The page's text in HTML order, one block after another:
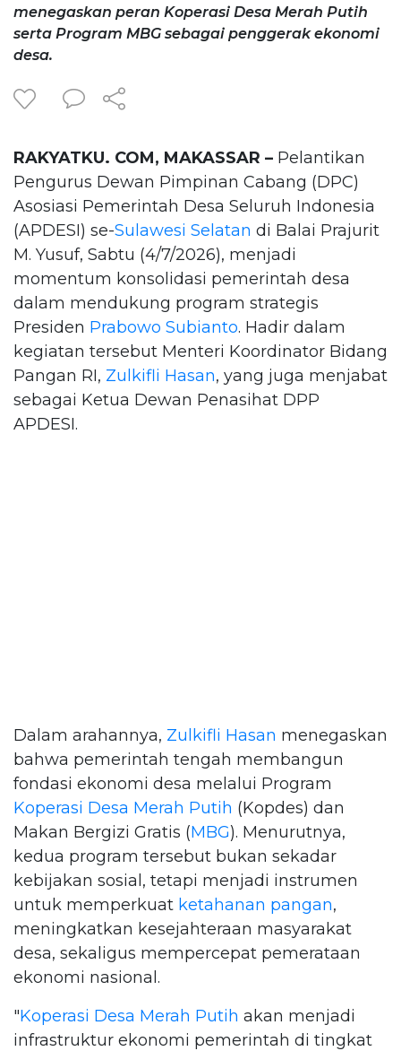
menegaskan peran Koperasi Desa Merah Putih
serta Program MBG sebagai penggerak ekonomi
desa.
RAKYATKU. COM, MAKASSAR – Pelantikan
Pengurus Dewan Pimpinan Cabang (DPC)
Asosiasi Pemerintah Desa Seluruh Indonesia
(APDESI) se-Sulawesi Selatan di Balai Prajurit
M. Yusuf, Sabtu (4/7/2026), menjadi
momentum konsolidasi pemerintah desa
dalam mendukung program strategis
Presiden Prabowo Subianto. Hadir dalam
kegiatan tersebut Menteri Koordinator Bidang
Pangan RI, Zulkifli Hasan, yang juga menjabat
sebagai Ketua Dewan Penasihat DPP
APDESI.
Dalam arahannya, Zulkifli Hasan menegaskan
bahwa pemerintah tengah membangun
fondasi ekonomi desa melalui Program
Koperasi Desa Merah Putih (Kopdes) dan
Makan Bergizi Gratis (MBG). Menurutnya,
kedua program tersebut bukan sekadar
kebijakan sosial, tetapi menjadi instrumen
untuk memperkuat ketahanan pangan,
meningkatkan kesejahteraan masyarakat
desa, sekaligus mempercepat pemerataan
ekonomi nasional.
"Koperasi Desa Merah Putih akan menjadi
infrastruktur ekonomi pemerintah di tingkat